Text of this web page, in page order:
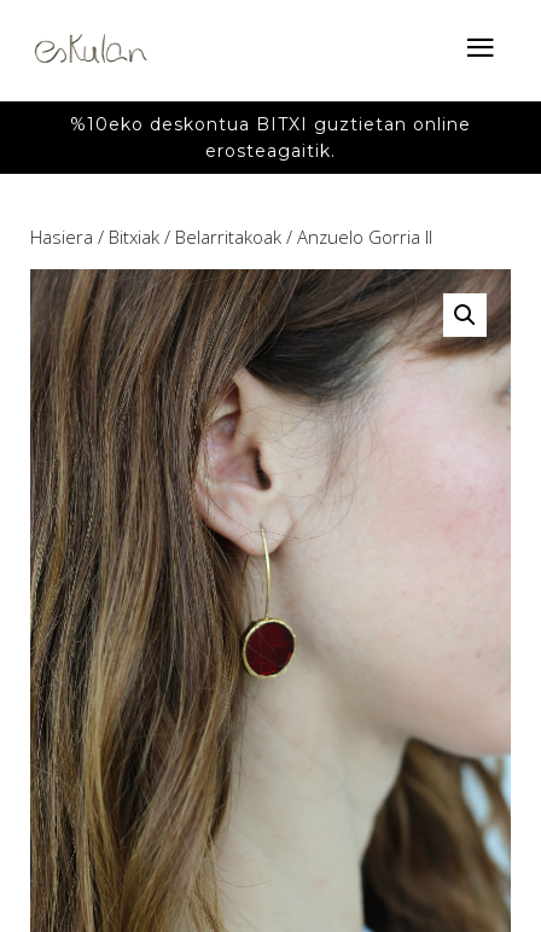
%10eko deskontua BITXI guztietan online
erosteagaitik.
Hasiera / Bitxiak / Belarritakoak / Anzuelo Gorria II